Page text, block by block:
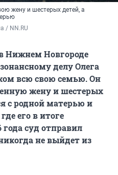
жену и шестерых детей, а
/ NN.RU
Нижнем Новгороде
делу Олега
всю свою семью. Он
жену и шестерых
с родной матерью и
его в итоге
суд отправил
не выйдет из